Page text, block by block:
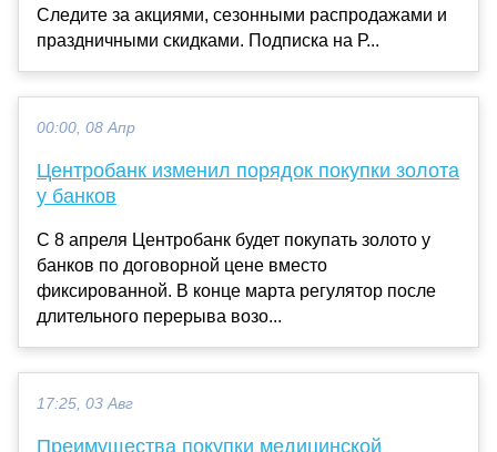
Следите за акциями, сезонными распродажами и
праздничными скидками. Подписка на Р...
00:00, 08 Апр
Центробанк изменил порядок покупки золота
у банков
С 8 апреля Центробанк будет покупать золото у
банков по договорной цене вместо
фиксированной. В конце марта регулятор после
длительного перерыва возо...
17:25, 03 Авг
Преимущества покупки медицинской